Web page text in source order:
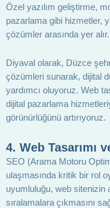
Özel yazılım geliştirme,
pazarlama gibi hizmetler,
çözümler arasında yer alır.
Diyaval olarak, Düzce
çözümleri sunarak, dijital
yardımcı oluyoruz. Web
dijital pazarlama
görünürlüğünü artırıyoruz.
4. Web Tasarımı
SEO (Arama Motoru
ulaşmasında kritik bir rol
uyumluluğu, web sitenizin
sıralamalara çıkmasını